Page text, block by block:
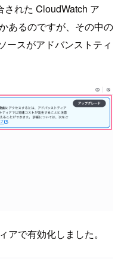
された CloudWatch ア
あるのですが、その中の
ースがアドバンストティ
アで有効化しました。